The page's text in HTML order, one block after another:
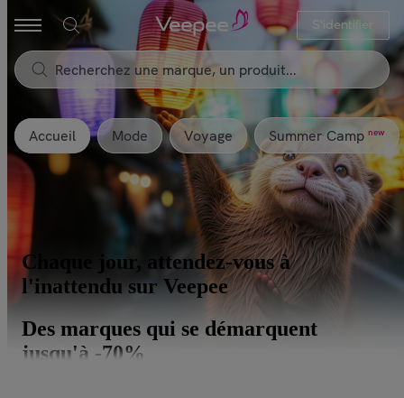
S'identifier
Accueil Mode Voyage Summer Camp new
Chaque jour, attendez-vous à
l'inattendu sur Veepee
Des marques qui se démarquent
jusqu'à -70%